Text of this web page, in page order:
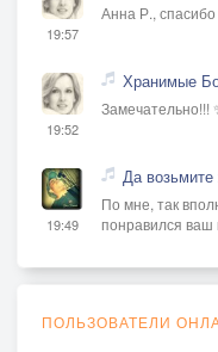
19:57
Анна Р., спасибо
19:52
Хранимые
Замечательно!!!
19:49
Да возьмите
По мне, так
понравился ваш
ПОЛЬЗОВАТЕЛИ